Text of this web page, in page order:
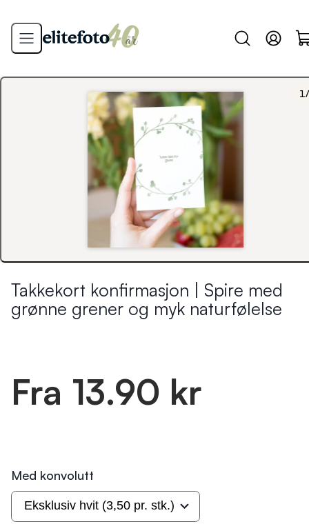
1 /
Takkekort konfirmasjon | Spire med
grønne grener og myk naturfølelse
Fra 13.90 kr
Med konvolutt